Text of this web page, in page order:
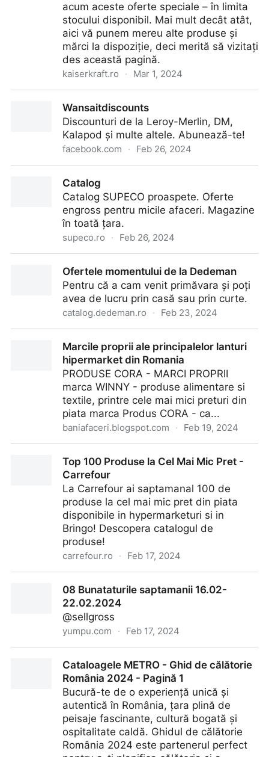
acum aceste oferte speciale – în limita
stocului disponibil. Mai mult decât atât,
aici vă punem mereu alte produse și
mărci la dispoziție, deci merită să vizitați
des această pagină.
kaiserkraft.ro · Mar 1, 2024
Wansaitdiscounts
Discounturi de la Leroy-Merlin, DM,
Kalapod și multe altele. Abunează-te!
facebook.com · Feb 26, 2024
Catalog
Catalog SUPECO proaspete. Oferte
engross pentru micile afaceri. Magazine
în toată țara.
supeco.ro · Feb 26, 2024
Ofertele momentului de la Dedeman
Pentru că a cam venit primăvara și poți
avea de lucru prin casă sau prin curte.
catalog.dedeman.ro · Feb 23, 2024
Marcile proprii ale principalelor lanturi
hipermarket din Romania
PRODUSE CORA - MARCI PROPRII
marca WINNY - produse alimentare si
textile, printre cele mai mici preturi din
piata marca Produs CORA - ca...
baniafaceri.blogspot.com · Feb 19, 2024
Top 100 Produse la Cel Mai Mic Pret -
Carrefour
La Carrefour ai saptamanal 100 de
produse la cel mai mic pret din piata
disponibile in hypermarketuri si in
Bringo! Descopera catalogul de
produse!
carrefour.ro · Feb 17, 2024
08 Bunataturile saptamanii 16.02-
22.02.2024
@sellgross
yumpu.com · Feb 17, 2024
Cataloagele METRO - Ghid de călătorie
România 2024 - Pagină 1
Bucură-te de o experiență unică și
autentică în România, țara plină de
peisaje fascinante, cultură bogată și
ospitalitate caldă. Ghidul de călătorie
România 2024 este partenerul perfect